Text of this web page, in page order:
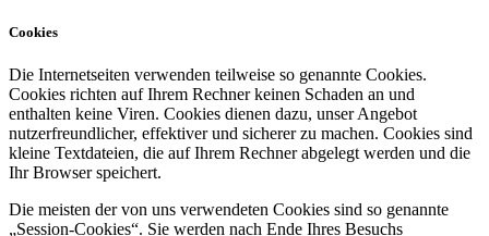
Cookies
Die Internetseiten verwenden teilweise so genannte Cookies.
Cookies richten auf Ihrem Rechner keinen Schaden an und
enthalten keine Viren. Cookies dienen dazu, unser Angebot
nutzerfreundlicher, effektiver und sicherer zu machen. Cookies sind
kleine Textdateien, die auf Ihrem Rechner abgelegt werden und die
Ihr Browser speichert.
Die meisten der von uns verwendeten Cookies sind so genannte
„Session-Cookies“. Sie werden nach Ende Ihres Besuchs